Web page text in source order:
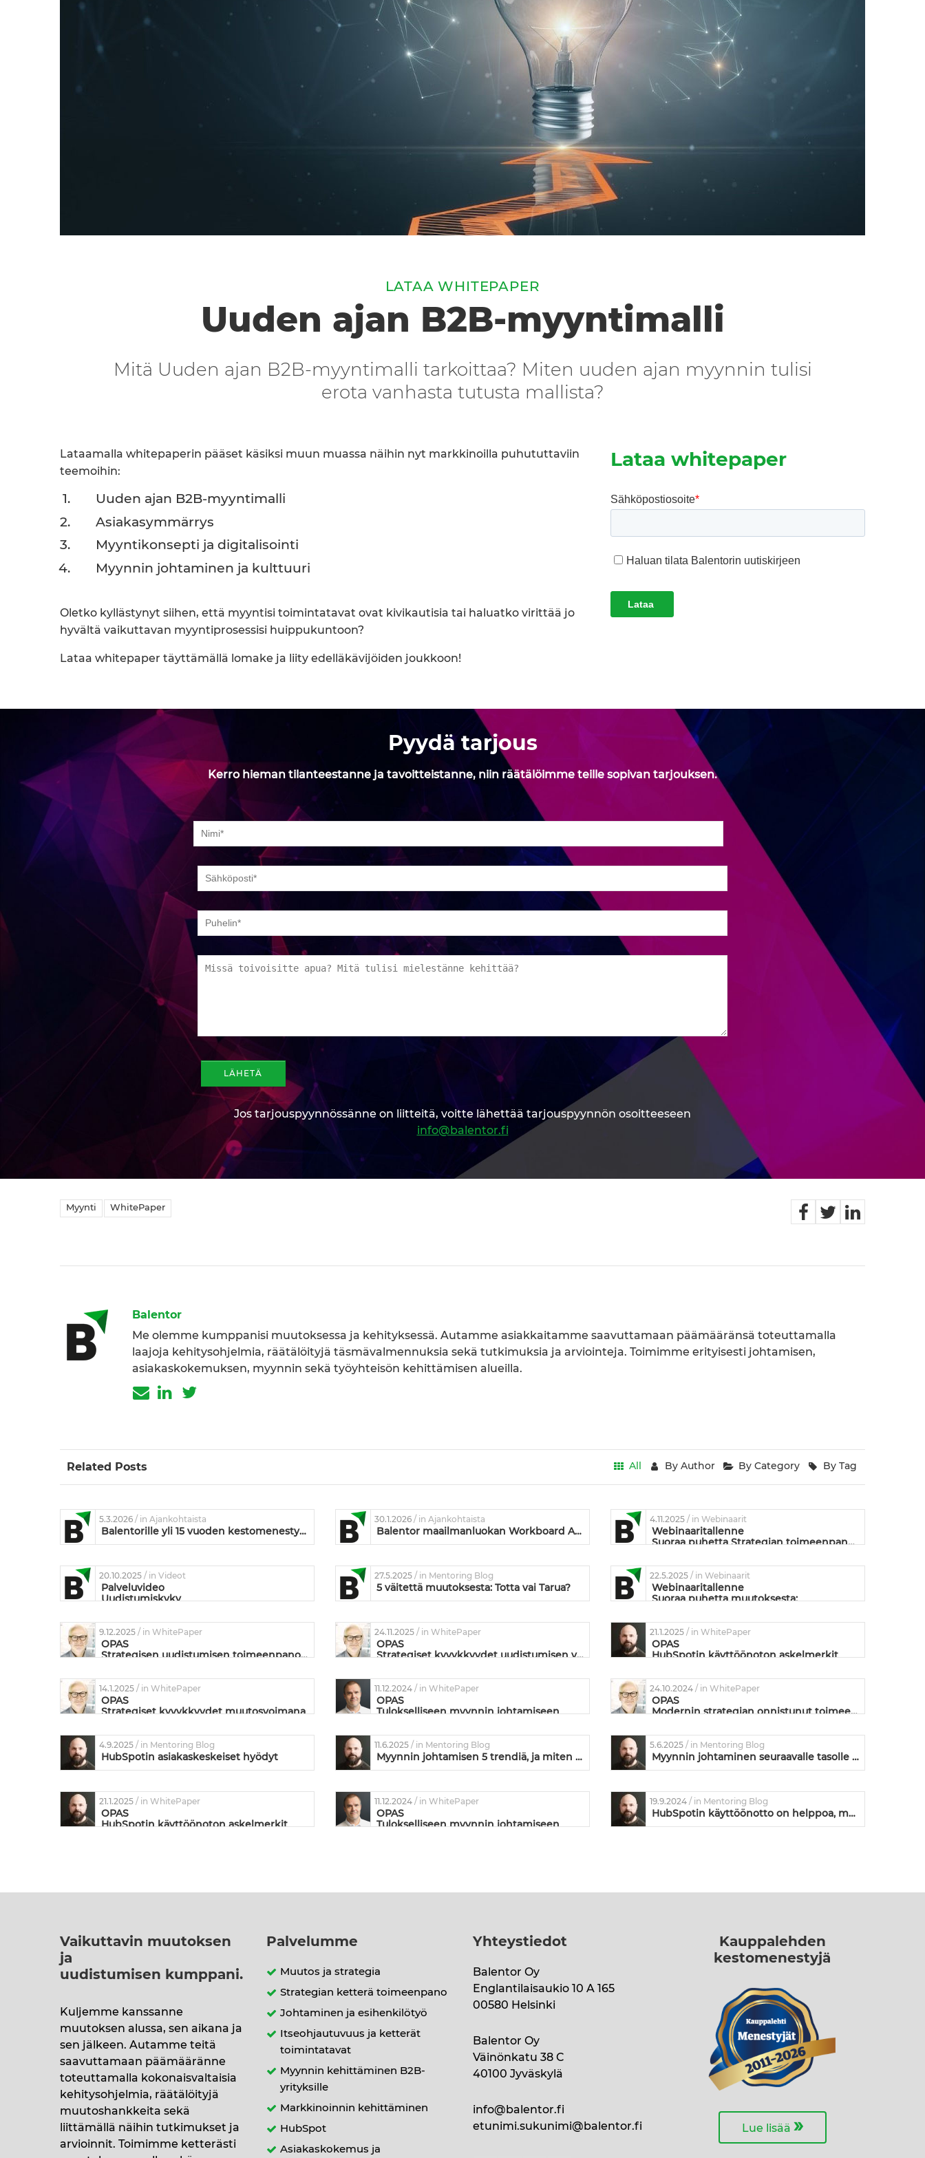
LATAA WHITEPAPER
Uuden ajan B2B-myyntimalli
Mitä Uuden ajan B2B-myyntimalli tarkoittaa? Miten uuden ajan myynnin tulisi
erota vanhasta tutusta mallista?
Lataamalla whitepaperin pääset käsiksi muun muassa näihin nyt markkinoilla puhututtaviin
teemoihin:
Uuden ajan B2B-myyntimalli
Asiakasymmärrys
Myyntikonsepti ja digitalisointi
Myynnin johtaminen ja kulttuuri
Oletko kyllästynyt siihen, että myyntisi toimintatavat ovat kivikautisia tai haluatko virittää jo
hyvältä vaikuttavan myyntiprosessisi huippukuntoon?
Lataa whitepaper täyttämällä lomake ja liity edelläkävijöiden joukkoon!
Lataa whitepaper
Pyydä tarjous
Kerro hieman tilanteestanne ja tavoitteistanne, niin räätälöimme teille sopivan tarjouksen.
Jos tarjouspyynnössänne on liitteitä, voitte lähettää tarjouspyynnön osoitteeseen
info@balentor.fi
Myynti WhitePaper
Balentor
Me olemme kumppanisi muutoksessa ja kehityksessä. Autamme asiakkaitamme saavuttamaan päämääränsä toteuttamalla
laajoja kehitysohjelmia, räätälöityjä täsmävalmennuksia sekä tutkimuksia ja arviointeja. Toimimme erityisesti johtamisen,
asiakaskokemuksen, myynnin sekä työyhteisön kehittämisen alueilla.
Related Posts All By Author By Category By Tag
5.3.2026 / in Ajankohtaista
Balentorille yli 15 vuoden kestomenestyjä-tunnustus
30.1.2026 / in Ajankohtaista
Balentor maailmanluokan Workboard AI:n kumppaniksi
4.11.2025 / in Webinaarit
Webinaaritallenne
Suoraa puhetta Strategian toimeenpanosta
20.10.2025 / in Videot
Palveluvideo
Uudistumiskyky
27.5.2025 / in Mentoring Blog
5 väitettä muutoksesta: Totta vai Tarua?
22.5.2025 / in Webinaarit
Webinaaritallenne
Suoraa puhetta muutoksesta:
9.12.2025 / in WhitePaper
OPAS
Strategisen uudistumisen toimeenpano – Omistautuneiden ja suorituskykyisten tiimien valmentaminen
24.11.2025 / in WhitePaper
OPAS
Strategiset kyvykkyydet uudistumisen vauhdittajina
21.1.2025 / in WhitePaper
OPAS
HubSpotin käyttöönoton askelmerkit
14.1.2025 / in WhitePaper
OPAS
Strategiset kyvykkyydet muutosvoimana
11.12.2024 / in WhitePaper
OPAS
Tulokselliseen myynnin johtamiseen
24.10.2024 / in WhitePaper
OPAS
Modernin strategian onnistunut toimeenpano
4.9.2025 / in Mentoring Blog
HubSpotin asiakaskeskeiset hyödyt
11.6.2025 / in Mentoring Blog
Myynnin johtamisen 5 trendiä, ja miten HubSpot vastaa niihin
5.6.2025 / in Mentoring Blog
Myynnin johtaminen seuraavalle tasolle HubSpotin avulla
21.1.2025 / in WhitePaper
OPAS
HubSpotin käyttöönoton askelmerkit
11.12.2024 / in WhitePaper
OPAS
Tulokselliseen myynnin johtamiseen
19.9.2024 / in Mentoring Blog
HubSpotin käyttöönotto on helppoa, muutos ei
Vaikuttavin muutoksen
ja
uudistumisen kumppani.
Kuljemme kanssanne
muutoksen alussa, sen aikana ja
sen jälkeen. Autamme teitä
saavuttamaan päämääränne
toteuttamalla kokonaisvaltaisia
kehitysohjelmia, räätälöityjä
muutoshankkeita sekä
liittämällä näihin tutkimukset ja
arvioinnit. Toimimme ketterästi
Palvelumme
Muutos ja strategia
Strategian ketterä toimeenpano
Johtaminen ja esihenkilötyö
Itseohjautuvuus ja ketterät
toimintatavat
Myynnin kehittäminen B2B-
yrityksille
Markkinoinnin kehittäminen
HubSpot
Asiakaskokemus ja
Yhteystiedot
Balentor Oy
Englantilaisaukio 10 A 165
00580 Helsinki
Balentor Oy
Väinönkatu 38 C
40100 Jyväskylä
info@balentor.fi
etunimi.sukunimi@balentor.fi
Kauppalehden
kestomenestyjä
Lue lisää »